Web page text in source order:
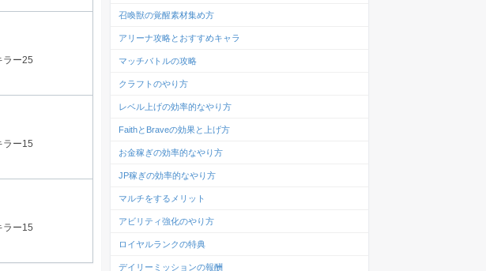
ラー25
ラー15
ラー15
召喚獣の覚醒素材集め方
アリーナ攻略とおすすめキャラ
マッチバトルの攻略
クラフトのやり方
レベル上げの効率的なやり方
FaithとBraveの効果と上げ方
お金稼ぎの効率的なやり方
JP稼ぎの効率的なやり方
マルチをするメリット
アビリティ強化のやり方
ロイヤルランクの特典
デイリーミッションの報酬